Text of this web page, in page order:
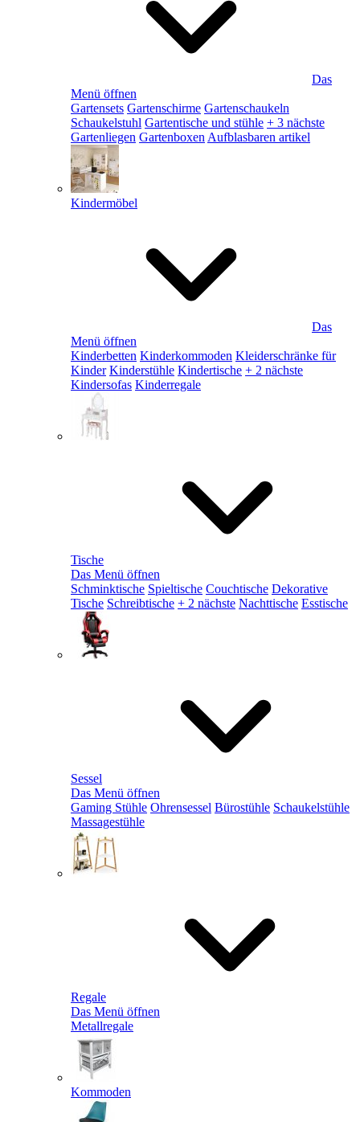
Das
Menü öffnen
Gartensets Gartenschirme Gartenschaukeln
Schaukelstuhl Gartentische und stühle + 3 nächste
Gartenliegen Gartenboxen Aufblasbaren artikel
Kindermöbel
Das
Menü öffnen
Kinderbetten Kinderkommoden Kleiderschränke für
Kinder Kinderstühle Kindertische + 2 nächste
Kindersofas Kinderregale
Tische
Das Menü öffnen
Schminktische Spieltische Couchtische Dekorative
Tische Schreibtische + 2 nächste Nachttische Esstische
Sessel
Das Menü öffnen
Gaming Stühle Ohrensessel Bürostühle Schaukelstühle
Massagestühle
Regale
Das Menü öffnen
Metallregale
Kommoden